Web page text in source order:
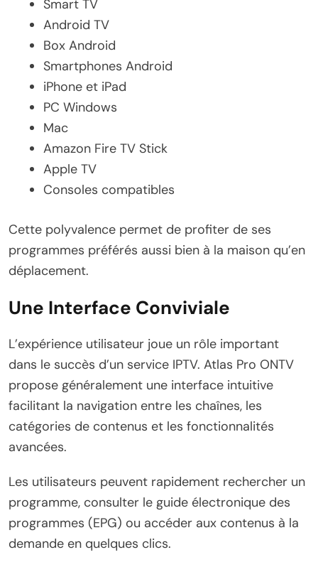
Smart TV
Android TV
Box Android
Smartphones Android
iPhone et iPad
PC Windows
Mac
Amazon Fire TV Stick
Apple TV
Consoles compatibles
Cette polyvalence permet de profiter de ses
programmes préférés aussi bien à la maison qu’en
déplacement.
Une Interface Conviviale
L’expérience utilisateur joue un rôle important
dans le succès d’un service IPTV. Atlas Pro ONTV
propose généralement une interface intuitive
facilitant la navigation entre les chaînes, les
catégories de contenus et les fonctionnalités
avancées.
Les utilisateurs peuvent rapidement rechercher un
programme, consulter le guide électronique des
programmes (EPG) ou accéder aux contenus à la
demande en quelques clics.